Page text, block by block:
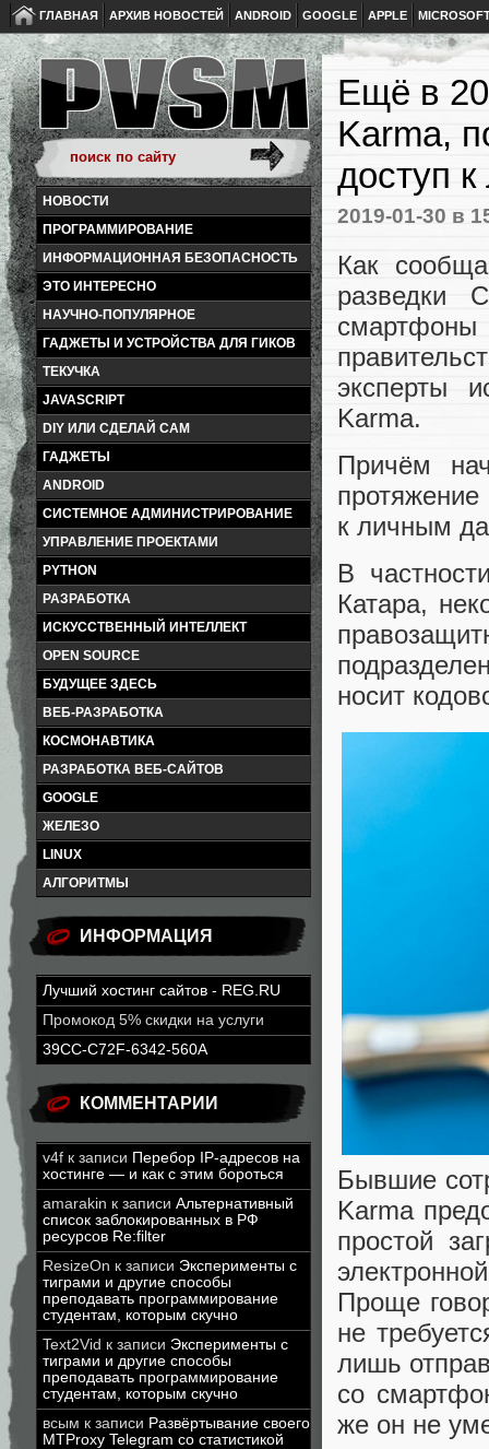
ГЛАВНАЯ АРХИВ НОВОСТЕЙ ANDROID GOOGLE APPLE
НОВОСТИ
ПРОГРАММИРОВАНИЕ
ИНФОРМАЦИОННАЯ БЕЗОПАСНОСТЬ
ЭТО ИНТЕРЕСНО
НАУЧНО-ПОПУЛЯРНОЕ
ГАДЖЕТЫ И УСТРОЙСТВА ДЛЯ ГИКОВ
ТЕКУЧКА
JAVASCRIPT
DIY ИЛИ СДЕЛАЙ САМ
ГАДЖЕТЫ
ANDROID
СИСТЕМНОЕ АДМИНИСТРИРОВАНИЕ
УПРАВЛЕНИЕ ПРОЕКТАМИ
PYTHON
РАЗРАБОТКА
ИСКУССТВЕННЫЙ ИНТЕЛЛЕКТ
OPEN SOURCE
БУДУЩЕЕ ЗДЕСЬ
ВЕБ-РАЗРАБОТКА
КОСМОНАВТИКА
РАЗРАБОТКА ВЕБ-САЙТОВ
GOOGLE
ЖЕЛЕЗО
LINUX
АЛГОРИТМЫ
ИНФОРМАЦИЯ
Лучший хостинг сайтов - REG.RU
Промокод 5% скидки на услуги
39CC-C72F-6342-560A
КОММЕНТАРИИ
v4f к записи Перебор IP-адресов на
хостинге — и как с этим бороться
amarakin к записи Альтернативный
список заблокированных в РФ
ресурсов Re:filter
ResizeOn к записи Эксперименты с
тиграми и другие способы
преподавать программирование
студентам, которым скучно
Text2Vid к записи Эксперименты с
тиграми и другие способы
преподавать программирование
студентам, которым скучно
всым к записи Развёртывание своего
MTProxy Telegram со статистикой
Ещё в
Karma,
доступ
2019-01-30 в
Как
разведки
эксперты
Karma.
Причём
к личным
В
Катара,
носит
Бывшие
Karma
простой
Проще
не
лишь
со
же он не